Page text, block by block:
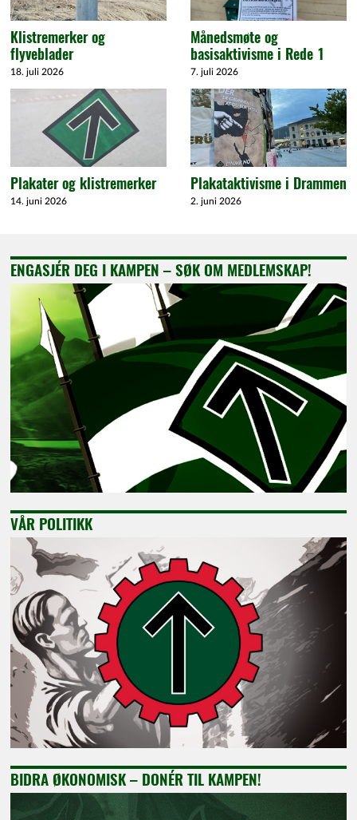
Klistremerker og
flyveblader
18. juli 2026
Månedsmøte og
basisaktivisme i Rede 1
7. juli 2026
Plakater og klistremerker
14. juni 2026
Plakataktivisme i Drammen
2. juni 2026
ENGASJÉR DEG I KAMPEN – SØK OM MEDLEMSKAP!
VÅR POLITIKK
BIDRA ØKONOMISK – DONÉR TIL KAMPEN!